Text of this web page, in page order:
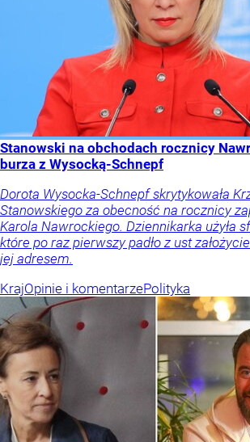
Stanowski na obchodach rocznicy
burza z Wysocką-Schnepf
Dorota Wysocka-Schnepf skrytykowała
Stanowskiego za obecność na rocznicy
Karola Nawrockiego. Dziennikarka użyła
które po raz pierwszy padło z ust
jej adresem.
KrajOpinie i komentarzePolityka